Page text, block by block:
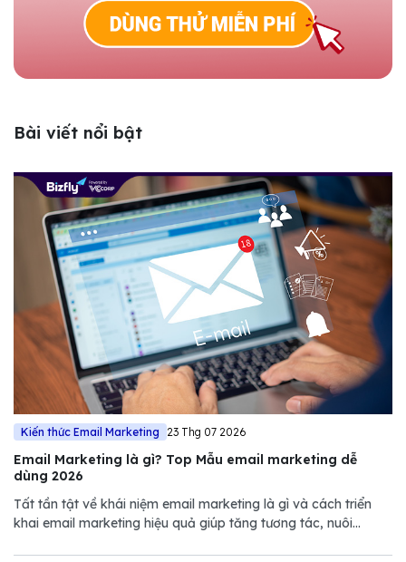
Bài viết nổi bật
Kiến thức Email Marketing 23 Thg 07 2026
Email Marketing là gì? Top Mẫu email marketing dễ
dùng 2026
Tất tần tật về khái niệm email marketing là gì và cách triển
khai email marketing hiệu quả giúp tăng tương tác, nuôi